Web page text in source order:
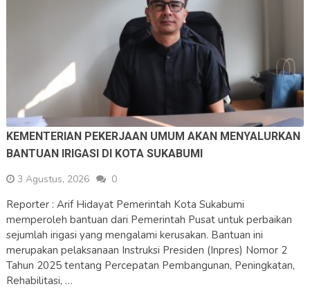
KEMENTERIAN PEKERJAAN UMUM AKAN MENYALURKAN
BANTUAN IRIGASI DI KOTA SUKABUMI
3 Agustus, 2026
0
Reporter : Arif Hidayat Pemerintah Kota Sukabumi
memperoleh bantuan dari Pemerintah Pusat untuk perbaikan
sejumlah irigasi yang mengalami kerusakan. Bantuan ini
merupakan pelaksanaan Instruksi Presiden (Inpres) Nomor 2
Tahun 2025 tentang Percepatan Pembangunan, Peningkatan,
Rehabilitasi, …